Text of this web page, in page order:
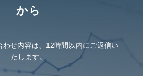
から
わせ内容は、12時間以内にご返信い
たします。